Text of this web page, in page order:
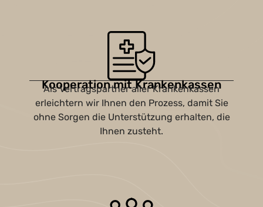
Kooperation mit Krankenkassen
Als Vertragspartner aller Krankenkassen
erleichtern wir Ihnen den Prozess, damit Sie
ohne Sorgen die Unterstützung erhalten, die
Ihnen zusteht.